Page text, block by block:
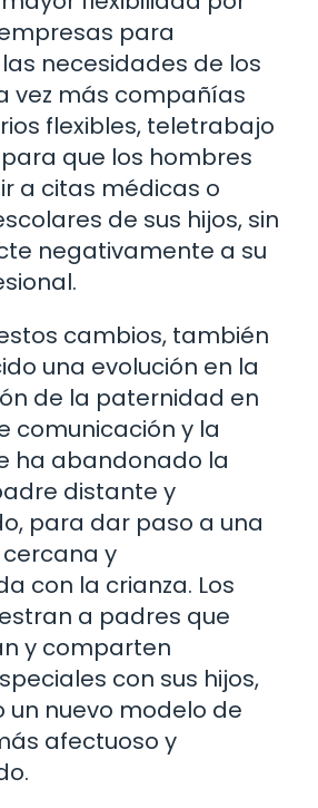
para
necesidades de los
vez más compañías
flexibles, teletrabajo
que los hombres
a citas médicas o
de sus hijos, sin
negativamente a su
cambios, también
una evolución en la
de la paternidad en
comunicación y la
ha abandonado la
distante y
para dar paso a una
y
con la crianza. Los
a padres que
y comparten
con sus hijos,
un nuevo modelo de
afectuoso y